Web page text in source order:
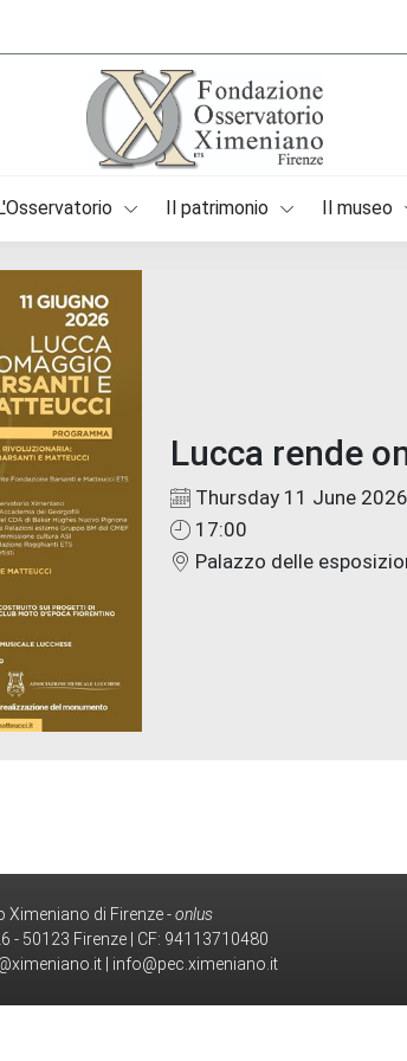
L'Osservatorio Il patrimonio Il museo
Lucca rende
Thursday 11 June 2026
17:00
Palazzo delle
di Firenze -onlus
- 50123 Firenze | CF: 94113710480
info@pec.ximeniano.it